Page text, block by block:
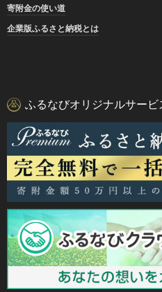
寄附金の使い道
企業版ふるさと納税とは
ふるなびオリジナルサービ